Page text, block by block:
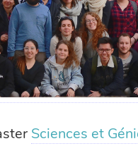
Sciences et